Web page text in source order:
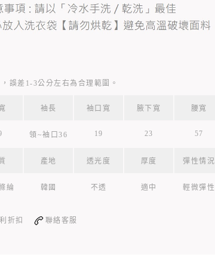
誤差1-3公分左右為合理範圍。
袖長 袖口寬 腋下寬 腰寬
領~袖口36 19 23 57
產地 透光度 厚度 彈性情況
綸 韓國 不透 適中 輕微彈性
折扣 聯絡客服